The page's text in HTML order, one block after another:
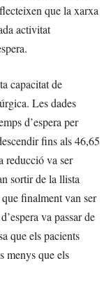
que la xarxa
activitat
capacitat de
Les dades
d’espera per
fins als 46,65
reducció va ser
sortir de la llista
finalment van ser
va passar de
que els pacients
menys que els